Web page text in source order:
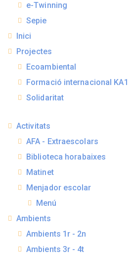
e-Twinning
Sepie
Inici
Projectes
Ecoambiental
Formació internacional KA1
Solidaritat
Activitats
AFA - Extraescolars
Biblioteca horabaixes
Matinet
Menjador escolar
Menú
Ambients
Ambients 1r - 2n
Ambients 3r - 4t